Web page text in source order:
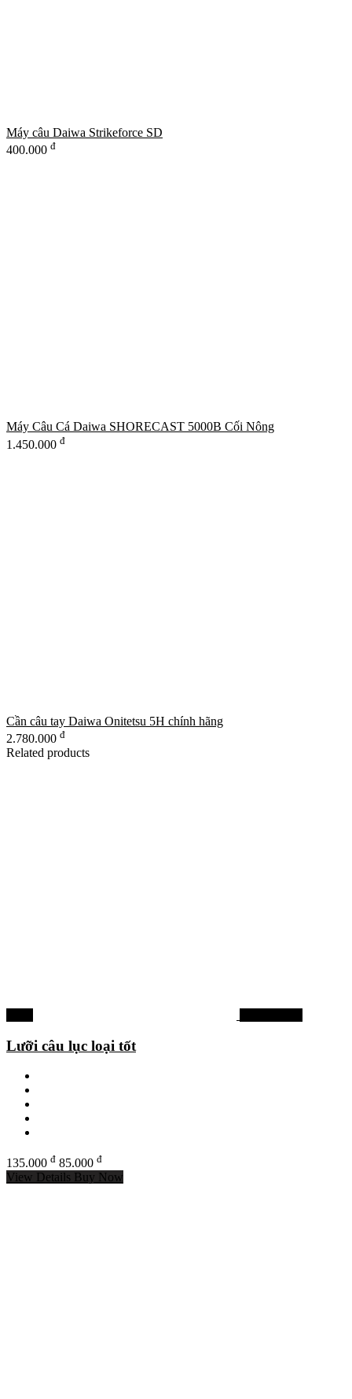
Máy câu Daiwa Strikeforce SD
400.000 đ
Máy Câu Cá Daiwa SHORECAST 5000B Cối Nông
1.450.000 đ
Cần câu tay Daiwa Onitetsu 5H chính hãng
2.780.000 đ
Related products
Lưỡi câu lục loại tốt
135.000 đ 85.000 đ
View Details Buy Now